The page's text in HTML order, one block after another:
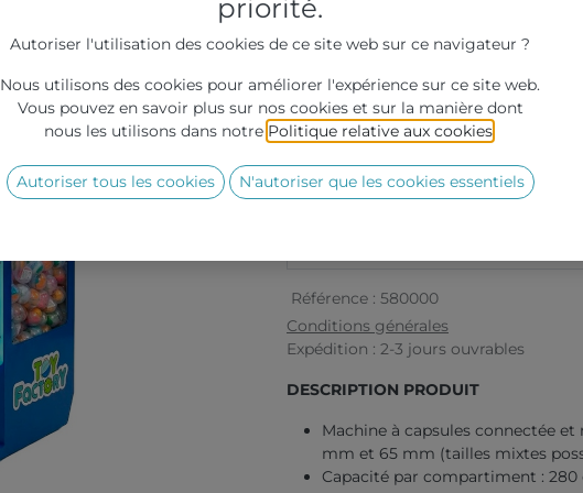
2 739,00
Quantité
Référence : 580000
Conditions générales
Expédition : 2-3 jours ouvrables
DESCRIPTION PRODUIT
Machine à capsules connectée
mm et 65 mm (tailles mixtes
Capacité par compartiment : 280
priorité.
Autoriser l'utilisation des cookies de ce site web sur ce navigateur ?
Nous utilisons des cookies pour améliorer l'expérience sur ce site web.
Vous pouvez en savoir plus sur nos cookies et sur la manière dont
nous les utilisons dans notre Politique relative aux cookies
Autoriser tous les cookies N'autoriser que les cookies essentiels